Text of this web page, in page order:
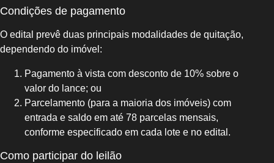
Condições de pagamento
O edital prevê duas principais modalidades de quitação,
dependendo do imóvel:
Pagamento à vista com desconto de 10% sobre o
valor do lance; ou
Parcelamento (para a maioria dos imóveis) com
entrada e saldo em até 78 parcelas mensais,
conforme especificado em cada lote e no edital.
Como participar do leilão